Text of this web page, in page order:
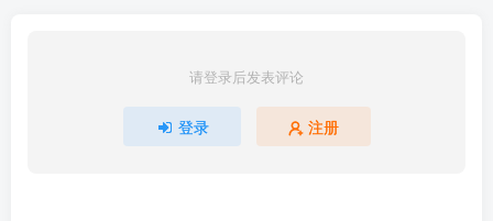
请登录后发表评论
登录 注册